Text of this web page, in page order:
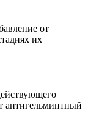
от
их
антигельминтный